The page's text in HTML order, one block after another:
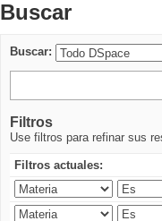
Buscar
Buscar:
Filtros
Use filtros para refinar sus
Filtros actuales: